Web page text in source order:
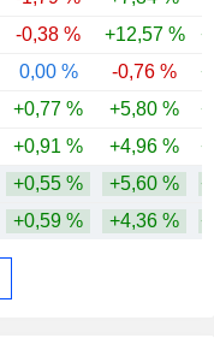
-0,38 % +12,57 %
0,00 % -0,76 %
+0,77 % +5,80 %
+0,91 % +4,96 %
+0,55 % +5,60 %
+0,59 % +4,36 %